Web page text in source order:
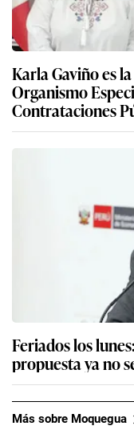
Feriados los
propuesta ya no
Moquegua: paro
observación del
territoriales con